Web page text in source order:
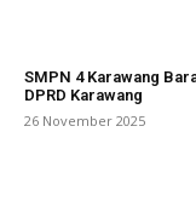
SMPN 4 Karawang
DPRD Karawang
26 November 2025